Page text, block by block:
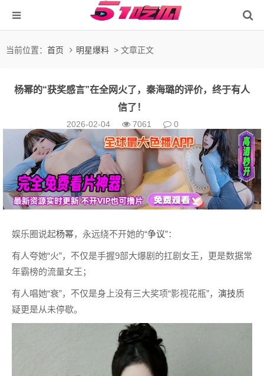
当前位置： 首页 明星爆料 > 文章正文
杨幂的“获奖感言”在全网火了，秦海璐的评价，终于有人
信了！
2026-02-04 7061 0
娱乐圈说起杨幂，永远绕不开她的“争议”：
有人夸她“火”，不仅是手握9部大爆剧的扛剧女王，更是数据常
年霸榜的流量女王；
有人唱她“衰”，不仅是身上没有三大奖项“影视花瓶”， 演技质
疑更是从未停歇。